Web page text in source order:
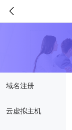
域名注册
云虚拟主机